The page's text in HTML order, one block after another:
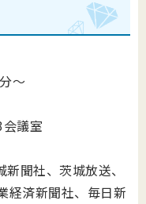
～
議室
聞社、茨城放送、
経済新聞社、毎日新